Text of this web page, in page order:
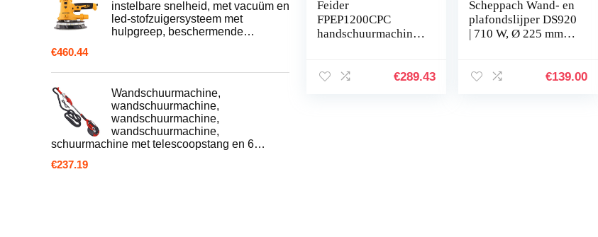
instelbare snelheid, met vacuüm en
led-stofzuigersysteem met
hulpgreep, beschermende…
€460.44
Wandschuurmachine,
wandschuurmachine,
wandschuurmachine,
wandschuurmachine,
schuurmachine met telescoopstang en 6…
€237.19
Feider
FPEP1200CPC
handschuurmachine,
€289.43
Scheppach Wand- en
plafondslijper DS920
| 710 W, Ø 225 mm,
telescopisch…
€139.00